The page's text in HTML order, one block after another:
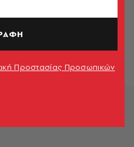
επιχείρηση σε
Προστασίας Προσωπικών